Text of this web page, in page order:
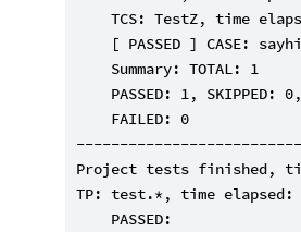
TCS: TestZ, time
[ PASSED ] CASE:
    Summary: TOTAL: 1
PASSED: 1, SKIPPED:
    FAILED: 0
Project tests finished,
TP: test.*, time elapsed:
    PASSED: